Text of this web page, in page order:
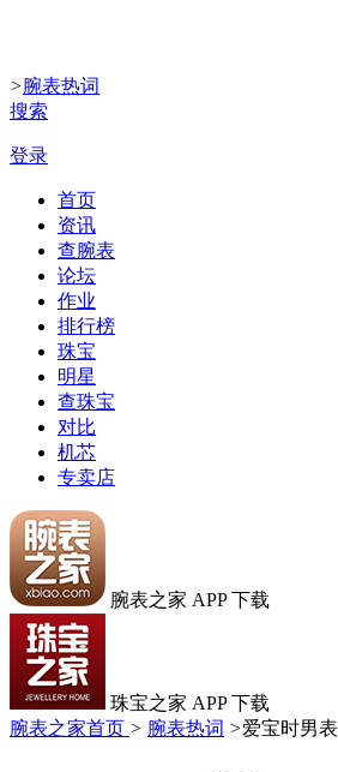
>腕表热词
搜索
登录
首页
资讯
查腕表
论坛
作业
排行榜
珠宝
明星
查珠宝
对比
机芯
专卖店
腕表之家 APP 下载
珠宝之家 APP 下载
腕表之家首页 > 腕表热词 >爱宝时男表